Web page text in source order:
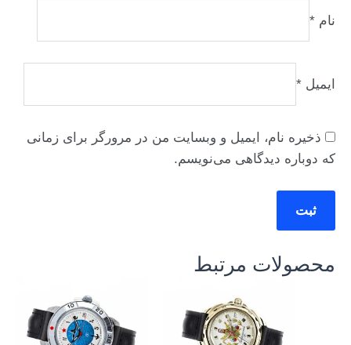
نام *
ایمیل *
ذخیره نام، ایمیل و وبسایت من در مرورگر برای زمانی
که دوباره دیدگاهی می‌نویسم.
محصولات مرتبط